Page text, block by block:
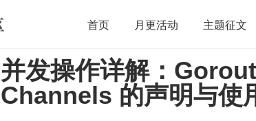
首页 月更活动 主题征文
开源 架构 OpenHarmony 算法
团队管理 程序员 运维 深度
并发操作详解：
Channels 的声明与使